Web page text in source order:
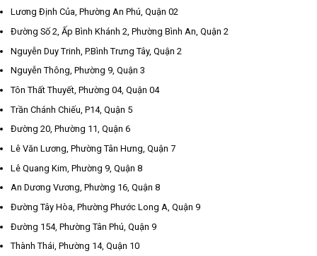
Lương Định Của, Phường An Phú, Quận 02
Đường Số 2, Ấp Bình Khánh 2, Phường Bình An, Quận 2
Nguyễn Duy Trinh, P.Bình Trưng Tây, Quận 2
Nguyễn Thông, Phường 9, Quận 3
Tôn Thất Thuyết, Phường 04, Quận 04
Trần Chánh Chiếu, P14, Quận 5
Đường 20, Phường 11, Quận 6
Lê Văn Lương, Phường Tân Hưng, Quận 7
Lê Quang Kim, Phường 9, Quận 8
An Dương Vương, Phường 16, Quận 8
Đường Tây Hòa, Phường Phước Long A, Quận 9
Đường 154, Phường Tân Phú, Quận 9
Thành Thái, Phường 14, Quận 10